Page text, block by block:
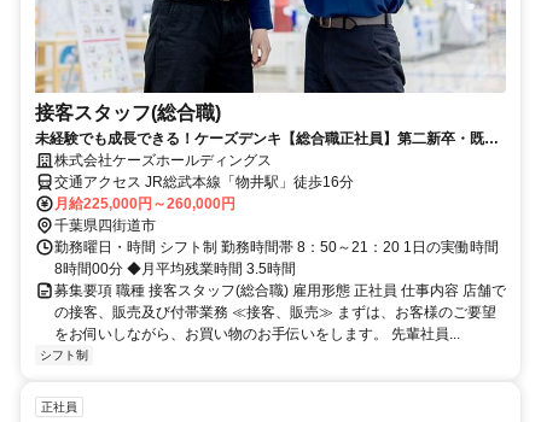
接客スタッフ(総合職)
未経験でも成長できる！ケーズデンキ【総合職正社員】第二新卒・既卒
者を積極採用中！
株式会社ケーズホールディングス
交通アクセス JR総武本線「物井駅」徒歩16分
月給225,000円～260,000円
千葉県四街道市
勤務曜日・時間 シフト制 勤務時間帯 8：50～21：20 1日の実働時間
8時間00分 ◆月平均残業時間 3.5時間
募集要項 職種 接客スタッフ(総合職) 雇用形態 正社員 仕事内容 店舗で
の接客、販売及び付帯業務 ≪接客、販売≫ まずは、お客様のご要望
をお伺いしながら、お買い物のお手伝いをします。 先輩社員...
シフト制
正社員